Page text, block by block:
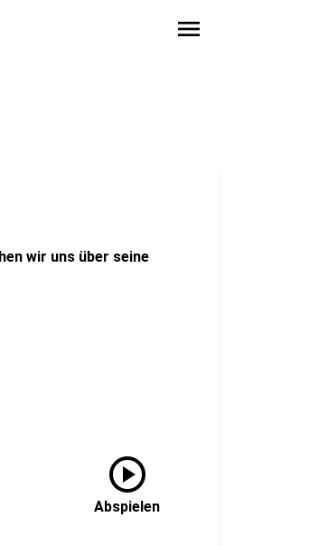
menu
wir uns über seine
play_circle
Abspielen